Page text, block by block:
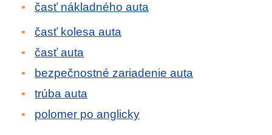
časť nákladného auta
časť kolesa auta
časť auta
bezpečnostné zariadenie auta
trúba auta
polomer po anglicky